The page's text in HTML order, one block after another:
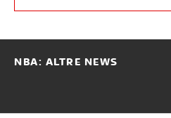
NBA: ALTRE NEWS